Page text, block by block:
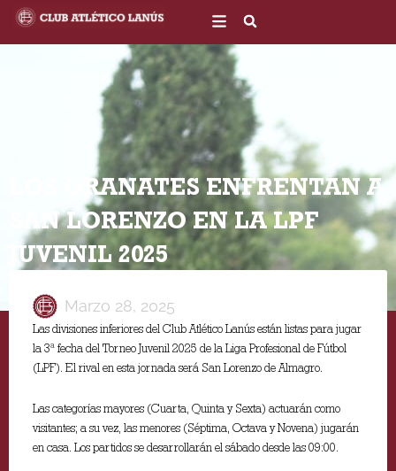
contenido
LOS GRANATES ENFRENTAN A
SAN LORENZO EN LA LPF
JUVENIL 2025
Marzo 28, 2025
Las divisiones inferiores del Club Atlético Lanús están listas para jugar
la 3ª fecha del Torneo Juvenil 2025 de la Liga Profesional de Fútbol
(LPF). El rival en esta jornada será San Lorenzo de Almagro.
Las categorías mayores (Cuarta, Quinta y Sexta) actuarán como
visitantes; a su vez, las menores (Séptima, Octava y Novena) jugarán
en casa. Los partidos se desarrollarán el sábado desde las 09:00.